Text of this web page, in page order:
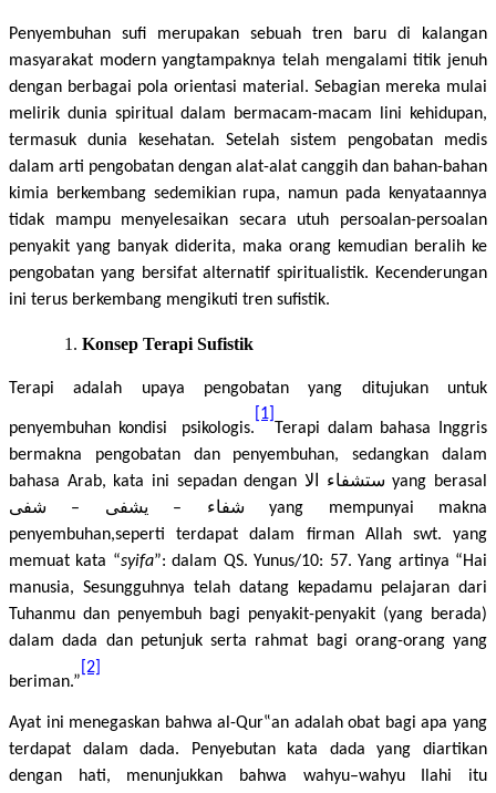
Penyembuhan sufi merupakan sebuah tren baru di kalangan
masyarakat modern yangtampaknya telah mengalami titik jenuh
dengan berbagai pola orientasi material. Sebagian mereka mulai
melirik dunia spiritual dalam bermacam-macam lini kehidupan,
termasuk dunia kesehatan. Setelah sistem pengobatan medis
dalam arti pengobatan dengan alat-alat canggih dan bahan-bahan
kimia berkembang sedemikian rupa, namun pada kenyataannya
tidak mampu menyelesaikan secara utuh persoalan-persoalan
penyakit yang banyak diderita, maka orang kemudian beralih ke
pengobatan yang bersifat alternatif spiritualistik. Kecenderungan
ini terus berkembang mengikuti tren sufistik.
Konsep Terapi Sufistik
Terapi adalah upaya pengobatan yang ditujukan untuk
penyembuhan kondisi psikologis.
[1]
Terapi dalam bahasa Inggris
bermakna pengobatan dan penyembuhan, sedangkan dalam
bahasa Arab, kata ini sepadan dengan الا ستشفاء yang berasal
شفى – يشفى– شفاء yang mempunyai makna
penyembuhan,seperti terdapat dalam firman Allah swt. yang
memuat kata “syifa”: dalam QS. Yunus/10: 57. Yang artinya “Hai
manusia, Sesungguhnya telah datang kepadamu pelajaran dari
Tuhanmu dan penyembuh bagi penyakit-penyakit (yang berada)
dalam dada dan petunjuk serta rahmat bagi orang-orang yang
beriman.”
[2]
Ayat ini menegaskan bahwa al-Qur‟an adalah obat bagi apa yang
terdapat dalam dada. Penyebutan kata dada yang diartikan
dengan hati, menunjukkan bahwa wahyu–wahyu Ilahi itu